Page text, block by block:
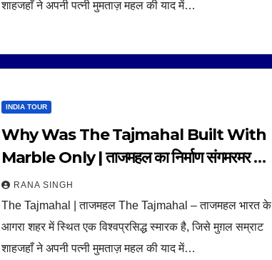
शाहजहाँ ने अपनी पत्नी मुमताज़ महल की याद में…
INDIA TOUR
Why Was The Tajmahal Built With
Marble Only | ताजमहल का निर्माण संगमरमर से
ही क्यों हुआ |
RANA SINGH
The Tajmahal | ताजमहल The Tajmahal – ताजमहल भारत के
आगरा शहर में स्थित एक विश्वप्रसिद्ध स्मारक है, जिसे मुग़ल सम्राट
शाहजहाँ ने अपनी पत्नी मुमताज़ महल की याद में…